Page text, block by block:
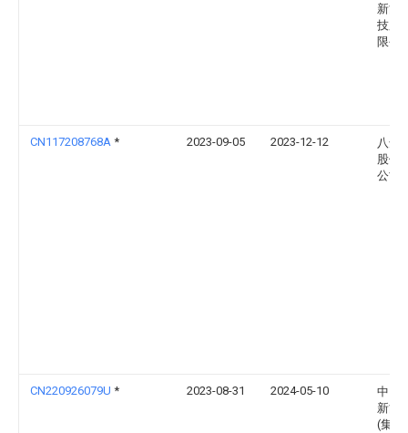
新能
技股
限公
CN117208768A * 2023-09-05 2023-12-12
八达
股份
公司
CN220926079U * 2023-08-31 2024-05-10
中国
新能
(集团